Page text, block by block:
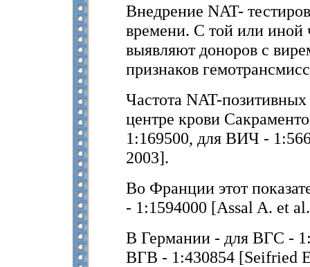
Внедрение NAT-
времени. С той или иной
выявляют доноров с
признаков
Частота NAT-
центре крови
1:169500, для ВИЧ -
2003].
Во Франции этот
- 1:1594000 [Assal A. et
В Германии - для ВГС -
ВГВ - 1:430854 [Seifried